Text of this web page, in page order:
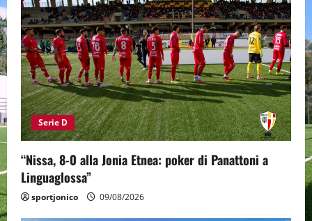
Serie D
“Nissa, 8-0 alla Jonia Etnea: poker di Panattoni a
Linguaglossa”
sportjonico 09/08/2026